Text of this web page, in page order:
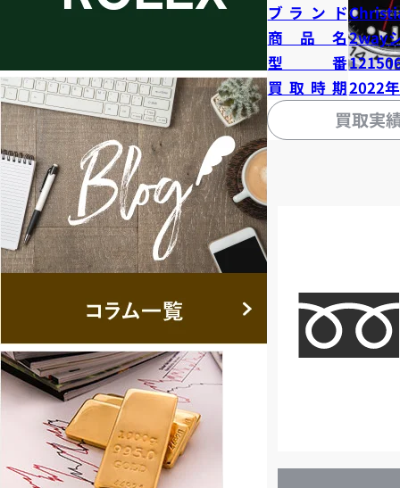
ブランド
商品名2way
型番
買取時期2022
買取実